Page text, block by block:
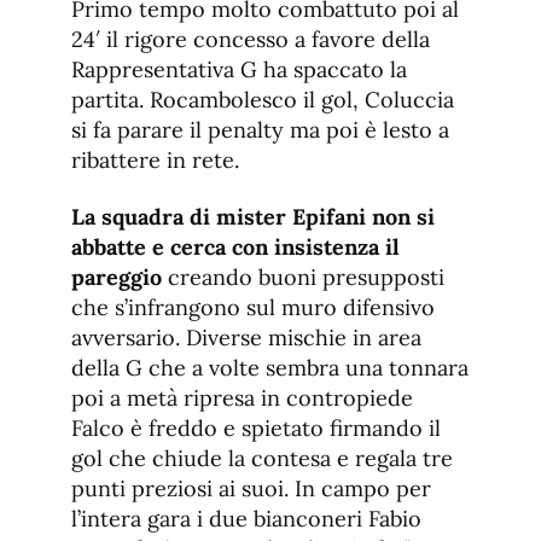
Primo tempo molto combattuto poi al
24′ il rigore concesso a favore della
Rappresentativa G ha spaccato la
partita. Rocambolesco il gol, Coluccia
si fa parare il penalty ma poi è lesto a
ribattere in rete.
La squadra di mister Epifani non si
abbatte e cerca con insistenza il
pareggio creando buoni presupposti
che s’infrangono sul muro difensivo
avversario. Diverse mischie in area
della G che a volte sembra una tonnara
poi a metà ripresa in contropiede
Falco è freddo e spietato firmando il
gol che chiude la contesa e regala tre
punti preziosi ai suoi. In campo per
l’intera gara i due bianconeri Fabio